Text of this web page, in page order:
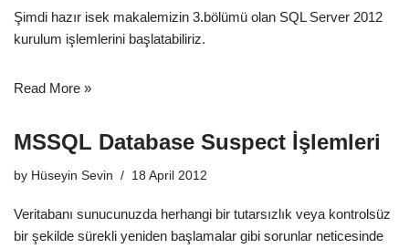
Şimdi hazır isek makalemizin 3.bölümü olan SQL Server 2012
kurulum işlemlerini başlatabiliriz.
Read More »
MSSQL Database Suspect İşlemleri
by Hüseyin Sevin 18 April 2012
Veritabanı sunucunuzda herhangi bir tutarsızlık veya kontrolsüz
bir şekilde sürekli yeniden başlamalar gibi sorunlar neticesinde